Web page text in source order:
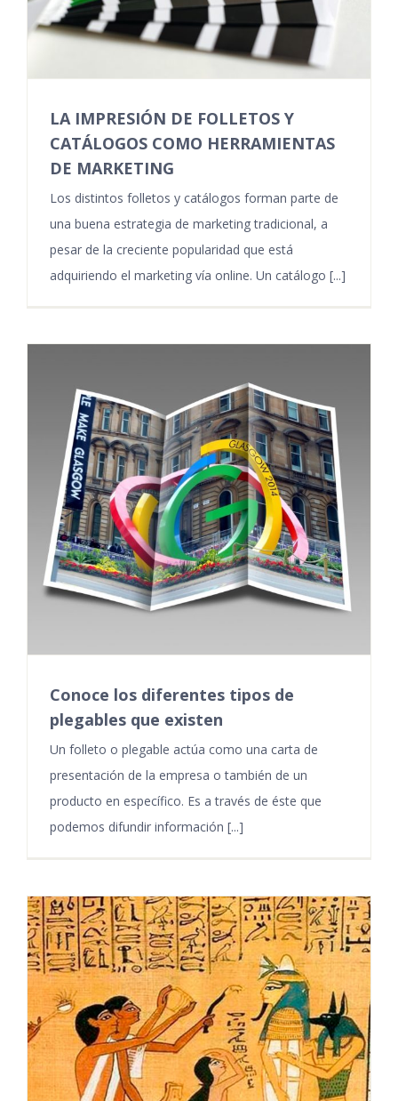
LA IMPRESIÓN DE FOLLETOS Y
CATÁLOGOS COMO HERRAMIENTAS
DE MARKETING
Los distintos folletos y catálogos forman parte de
una buena estrategia de marketing tradicional, a
pesar de la creciente popularidad que está
adquiriendo el marketing vía online. Un catálogo [...]
Conoce los diferentes tipos de
plegables que existen
Un folleto o plegable actúa como una carta de
presentación de la empresa o también de un
producto en específico. Es a través de éste que
podemos difundir información [...]